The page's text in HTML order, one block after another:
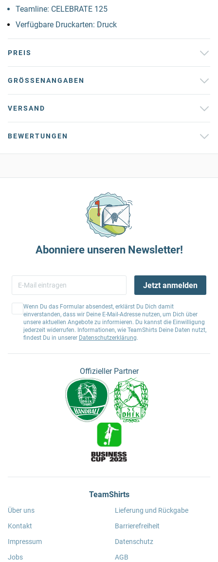
Teamline: CELEBRATE 125
Verfügbare Druckarten: Druck
PREIS
GRÖSSENANGABEN
VERSAND
BEWERTUNGEN
Abonniere unseren Newsletter!
Jetzt anmelden
Wenn Du das Formular absendest, erklärst Du Dich damit
einverstanden, dass wir Deine E-Mail-Adresse nutzen, um Dich über
unsere aktuellen Angebote zu informieren. Du kannst die Einwilligung
jederzeit widerrufen. Informationen, wie TeamShirts Deine Daten nutzt,
findest Du in unserer Datenschutzerklärung.
Offizieller Partner
TeamShirts
Über uns
Kontakt
Impressum
Jobs
Lieferung und Rückgabe
Barrierefreiheit
Datenschutz
AGB